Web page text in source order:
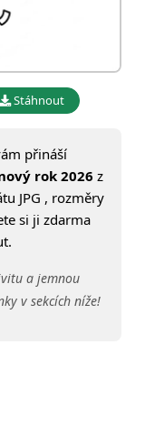
Stáhnout
přináší
rok 2026 z
JPG , rozměry
si ji zdarma
a jemnou
v sekcích níže!